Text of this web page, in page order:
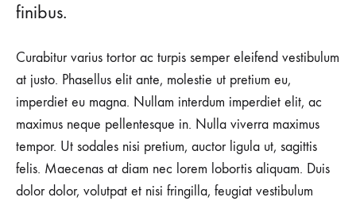
finibus.
Curabitur varius tortor ac turpis semper eleifend vestibulum
at justo. Phasellus elit ante, molestie ut pretium eu,
imperdiet eu magna. Nullam interdum imperdiet elit, ac
maximus neque pellentesque in. Nulla viverra maximus
tempor. Ut sodales nisi pretium, auctor ligula ut, sagittis
felis. Maecenas at diam nec lorem lobortis aliquam. Duis
dolor dolor, volutpat et nisi fringilla, feugiat vestibulum